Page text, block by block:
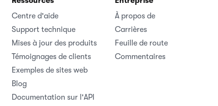
Centre d'aide
Support technique
Mises à jour des produits
Témoignages de clients
Exemples de sites web
Blog
Documentation sur l'API
À propos de
Carrières
Feuille de route
Commentaires